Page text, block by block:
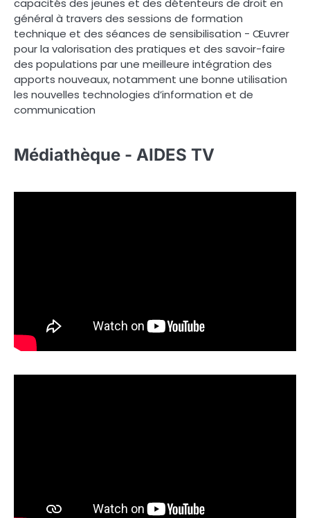
capacités des jeunes et des détenteurs de droit en
général à travers des sessions de formation
technique et des séances de sensibilisation - Œuvrer
pour la valorisation des pratiques et des savoir-faire
des populations par une meilleure intégration des
apports nouveaux, notamment une bonne utilisation
les nouvelles technologies d’information et de
communication
Médiathèque - AIDES TV